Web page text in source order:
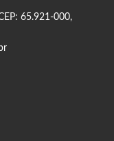
65.921-000,